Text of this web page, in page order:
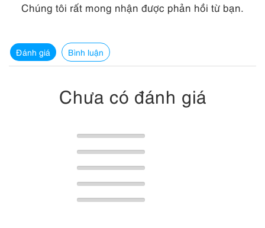
Chúng tôi rất mong nhận được phản hồi từ bạn.
Đánh giá Bình luận
Chưa có đánh giá